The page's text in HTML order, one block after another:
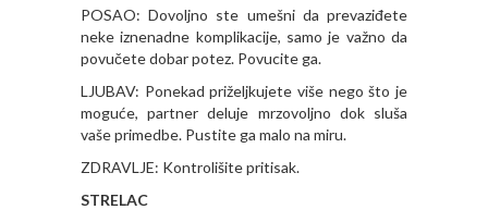
POSAO: Dovoljno ste umešni da prevaziđete
neke iznenadne komplikacije, samo je važno da
povučete dobar potez. Povucite ga.
LJUBAV: Ponekad priželjkujete više nego što je
moguće, partner deluje mrzovoljno dok sluša
vaše primedbe. Pustite ga malo na miru.
ZDRAVLJE: Kontrolišite pritisak.
STRELAC